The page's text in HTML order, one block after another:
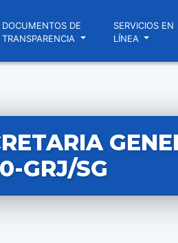
DOCUMENTOS DE
TRANSPARENCIA
SERVICIOS EN
LÍNEA
GRJ/SG